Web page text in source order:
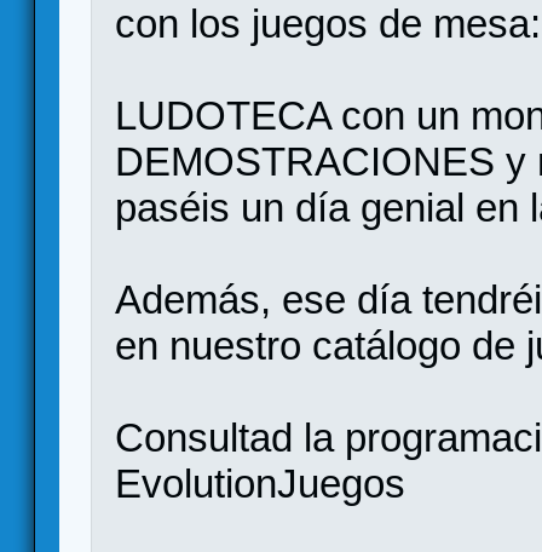
con los juegos de mesa:
LUDOTECA con un
DEMOSTRACIONES
paséis un día genial en
Además, ese día
en nuestro catálogo de
Consultad la
EvolutionJuegos